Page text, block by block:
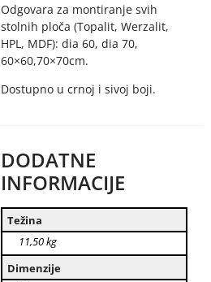
Odgovara za montiranje svih
stolnih ploča (Topalit, Werzalit,
HPL, MDF): dia 60, dia 70,
60×60,70×70cm.
Dostupno u crnoj i sivoj boji.
DODATNE
INFORMACIJE
Težina
11,50 kg
Dimenzije